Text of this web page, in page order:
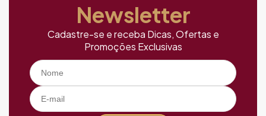
Newsletter
Cadastre-se e receba Dicas, Ofertas e
Promoções Exclusivas